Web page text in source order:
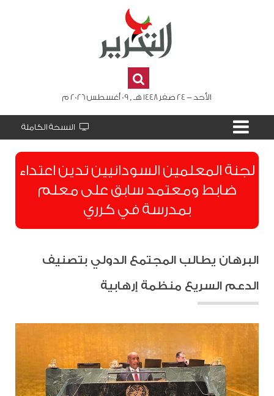
الأحد - 24 صفر 1448 هـ , 09 أغسطس 2026 م
النسخة الكاملة
لجنة المعلمين السودانيين تدين اعتداء
ضابط ومعتمد سابق على معلم
بمدرسة في كرري
البرهان يطالب المجتمع الدولي بتصنيف
الدعم السريع منظمة إرهابية